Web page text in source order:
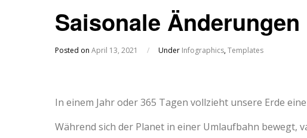
Saisonale Änderungen
Posted on April 13, 2021 / Under Infographics,Templates
In einem Jahr oder 365 Tagen vollzieht unsere Erde
Während sich der Planet in einer Umlaufbahn bewegt,